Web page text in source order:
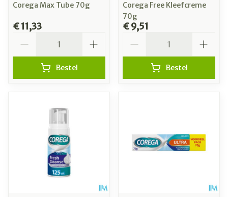
Corega Max Tube 70g
€ 11,33
Bestel
Corega Free Kleefcreme
70g
€ 9,51
Bestel